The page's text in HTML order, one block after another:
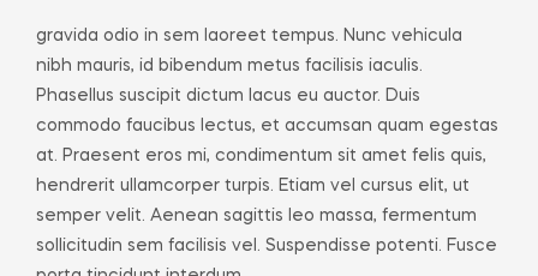
gravida odio in sem laoreet tempus. Nunc vehicula
nibh mauris, id bibendum metus facilisis iaculis.
Phasellus suscipit dictum lacus eu auctor. Duis
commodo faucibus lectus, et accumsan quam egestas
at. Praesent eros mi, condimentum sit amet felis quis,
hendrerit ullamcorper turpis. Etiam vel cursus elit, ut
semper velit. Aenean sagittis leo massa, fermentum
sollicitudin sem facilisis vel. Suspendisse potenti. Fusce